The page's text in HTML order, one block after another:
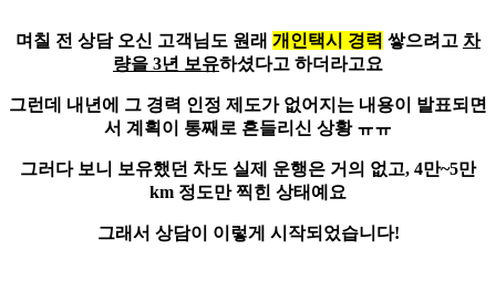
며칠 전 상담 오신 고객님도 원래 개인택시 경력 쌓으려고 차
량을 3년 보유하셨다고 하더라고요
그런데 내년에 그 경력 인정 제도가 없어지는 내용이 발표되면
서 계획이 통째로 흔들리신 상황 ㅠㅠ
그러다 보니 보유했던 차도 실제 운행은 거의 없고, 4만~5만
km 정도만 찍힌 상태예요
그래서 상담이 이렇게 시작되었습니다!